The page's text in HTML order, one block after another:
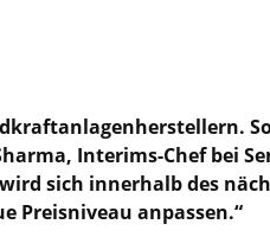
Interims-Chef bei
sich innerhalb des
Preisniveau anpassen.“